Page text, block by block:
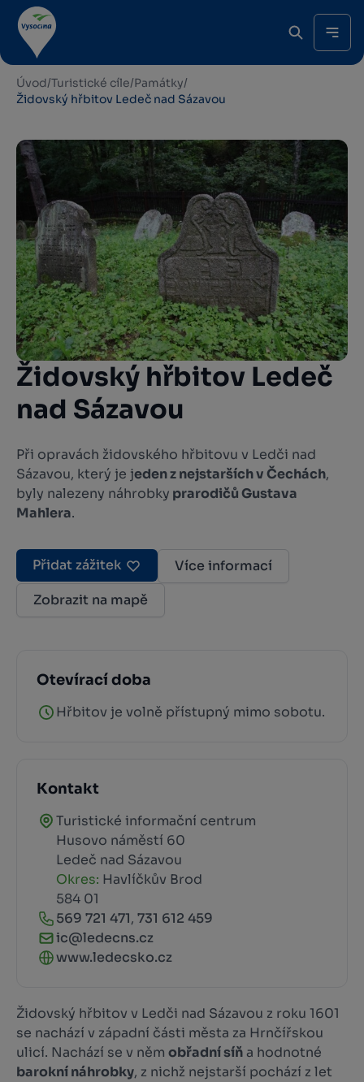
Úvod/Turistické cíle/Památky/
Židovský hřbitov Ledeč nad Sázavou
Židovský hřbitov Ledeč
nad Sázavou
Při opravách židovského hřbitovu v Ledči nad
Sázavou, který je jeden z nejstarších v Čechách,
byly nalezeny náhrobky prarodičů Gustava
Mahlera.
Přidat zážitek
Více informací
Zobrazit na mapě
Otevírací doba
Hřbitov je volně přístupný mimo sobotu.
Kontakt
Turistické informační centrum
Husovo náměstí 60
Ledeč nad Sázavou
Okres: Havlíčkův Brod
584 01
569 721 471, 731 612 459
ic@ledecns.cz
www.ledecsko.cz
Židovský hřbitov v Ledči nad Sázavou z roku 1601
se nachází v západní části města za Hrnčířskou
ulicí. Nachází se v něm obřadní síň a hodnotné
barokní náhrobky, z nichž nejstarší pochází z let